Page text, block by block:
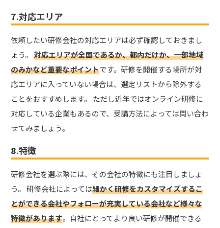
7.対応エリア
依頼したい研修会社の対応エリアは必ず確認しておきまし
ょう。対応エリアが全国であるか、都内だけか、一部地域
のみかなど重要なポイントです。研修を開催する場所が対
応エリアに入っていない場合は、選定リストから除外する
ことをおすすめします。 ただし近年ではオンライン研修に
対応している企業もあるので、受講方法によっては問い合わ
せてみましょう。
8.特徴
研修会社を選ぶ際には、その会社の特徴にも注目しましょ
う。 研修会社によっては細かく研修をカスタマイズするこ
とができる会社やフォローが充実している会社など様々な
特徴があります。自社にとってより良い研修が開催できる